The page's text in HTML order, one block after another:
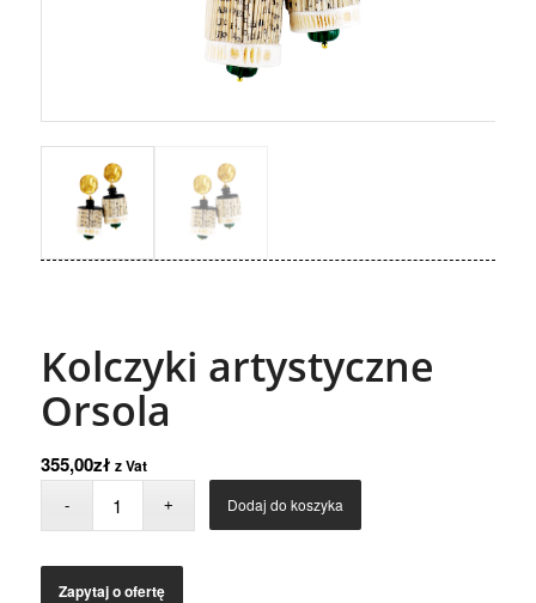
Kolczyki artystyczne
Orsola
355,00zł z Vat
Dodaj do koszyka